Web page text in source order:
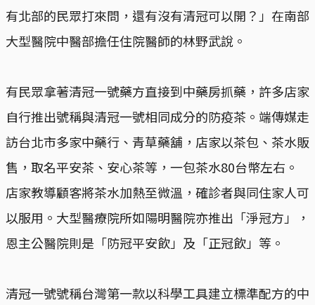
有北部的民眾打來問，還有沒有清冠可以開？」在南部
大型醫院中醫部擔任住院醫師的林野武說。
有民眾拿著清冠一號藥方直接到中藥房抓藥，許多店家
自行推出號稱與清冠一號相同成分的防疫茶。端傳媒走
訪台北市多家中藥行、青草藥舖，店家以茶包、茶水販
售，取名平安茶、安心茶等，一包茶水80台幣左右。
店家教導顧客將茶水加熱至微溫，確診者與同住家人可
以服用。大型醫療院所如陽明醫院亦推出「淨冠方」，
恩主公醫院則是「防冠平安飲」及「正冠飲」等。
清冠一號號稱台灣第一款以科學工具建立標準配方的中